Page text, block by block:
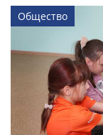
Общество